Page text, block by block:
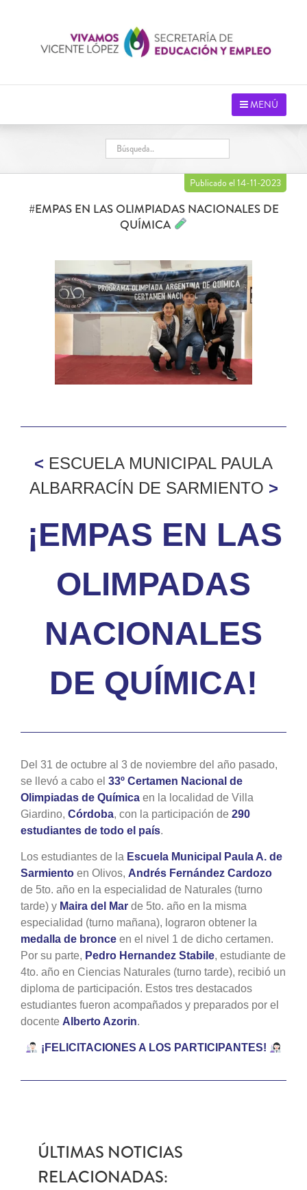
MENÚ
Publicado el 14-11-2023
#EMPAS EN LAS OLIMPIADAS NACIONALES DE
QUÍMICA
< ESCUELA MUNICIPAL PAULA
ALBARRACÍN DE SARMIENTO >
¡EMPAS EN LAS
OLIMPADAS
NACIONALES
DE QUÍMICA!
Del 31 de octubre al 3 de noviembre del año pasado,
se llevó a cabo el 33º Certamen Nacional de
Olimpiadas de Química en la localidad de Villa
Giardino, Córdoba, con la participación de 290
estudiantes de todo el país.
Los estudiantes de la Escuela Municipal Paula A. de
Sarmiento en Olivos, Andrés Fernández Cardozo
de 5to. año en la especialidad de Naturales (turno
tarde) y Maira del Mar de 5to. año en la misma
especialidad (turno mañana), lograron obtener la
medalla de bronce en el nivel 1 de dicho certamen.
Por su parte, Pedro Hernandez Stabile, estudiante de
4to. año en Ciencias Naturales (turno tarde), recibió un
diploma de participación. Estos tres destacados
estudiantes fueron acompañados y preparados por el
docente Alberto Azorin.
​¡FELICITACIONES A LOS PARTICIPANTES! ​
ÚLTIMAS NOTICIAS
RELACIONADAS: